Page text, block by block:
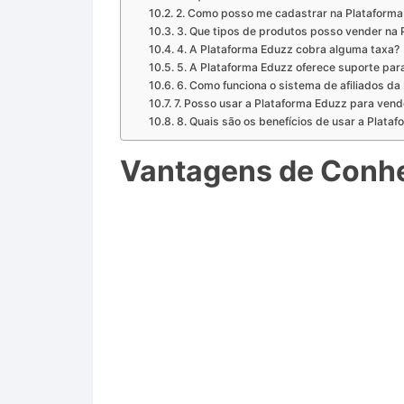
2. Como posso me cadastrar na
3. Que tipos de produtos posso vender na
4. A Plataforma Eduzz cobra alguma taxa?
5. A Plataforma Eduzz oferece suporte
6. Como funciona o sistema de afiliados da
7. Posso usar a Plataforma Eduzz para
8. Quais são os benefícios de usar a
Vantagens de